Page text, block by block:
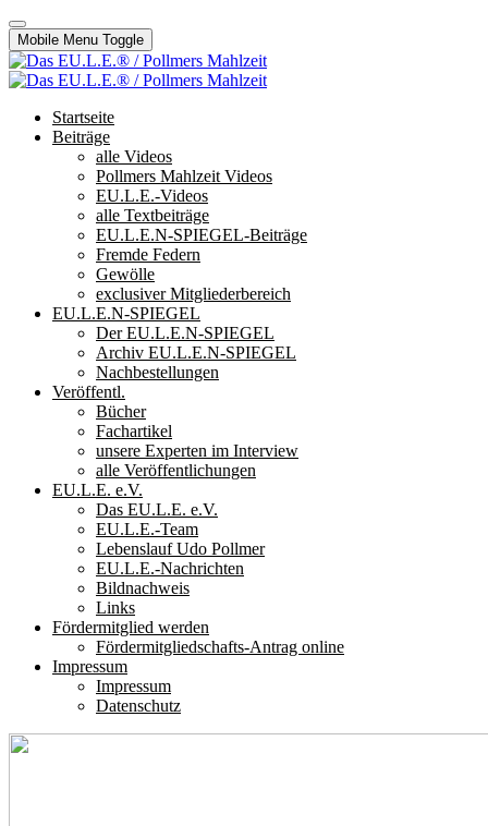
Mobile Menu Toggle
Startseite
Beiträge
alle Videos
Pollmers Mahlzeit Videos
EU.L.E.-Videos
alle Textbeiträge
EU.L.E.N-SPIEGEL-Beiträge
Fremde Federn
Gewölle
exclusiver Mitgliederbereich
EU.L.E.N-SPIEGEL
Der EU.L.E.N-SPIEGEL
Archiv EU.L.E.N-SPIEGEL
Nachbestellungen
Veröffentl.
Bücher
Fachartikel
unsere Experten im Interview
alle Veröffentlichungen
EU.L.E. e.V.
Das EU.L.E. e.V.
EU.L.E.-Team
Lebenslauf Udo Pollmer
EU.L.E.-Nachrichten
Bildnachweis
Links
Fördermitglied werden
Fördermitgliedschafts-Antrag online
Impressum
Impressum
Datenschutz